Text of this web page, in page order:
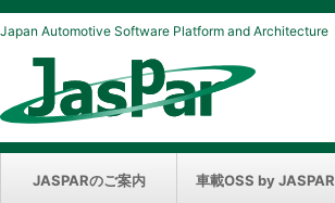
Japan Automotive Software Platform and Architecture
JASPARのご案内 車載OSS by JASPAR